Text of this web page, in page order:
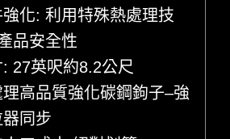
化: 利用特殊熱處理技
品安全性
27英呎約8.2公尺
高品質強化碳鋼鉤子–強
同步